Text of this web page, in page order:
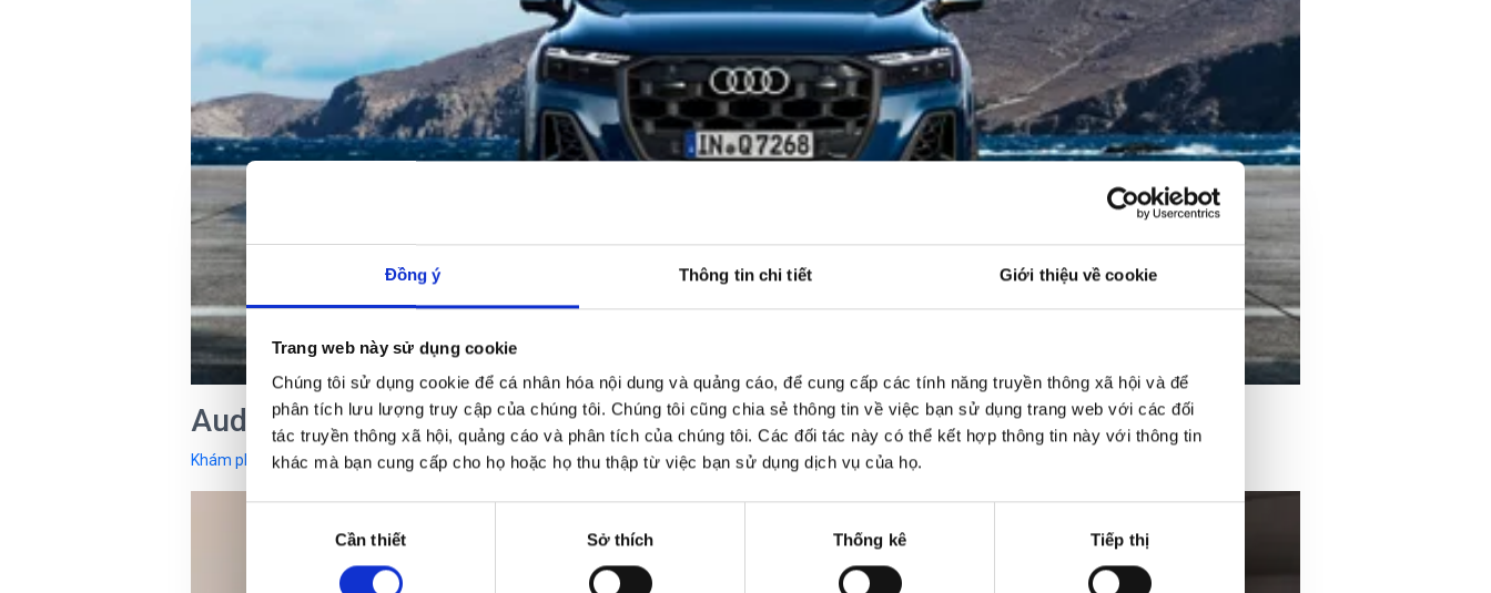
Đồng ý Thông tin chi tiết Giới thiệu về cookie
Trang web này sử dụng cookie
Chúng tôi sử dụng cookie để cá nhân hóa nội dung và quảng cáo, để cung cấp các tính năng truyền thông xã hội và để
phân tích lưu lượng truy cập của chúng tôi. Chúng tôi cũng chia sẻ thông tin về việc bạn sử dụng trang web với các đối
tác truyền thông xã hội, quảng cáo và phân tích của chúng tôi. Các đối tác này có thể kết hợp thông tin này với thông tin
khác mà bạn cung cấp cho họ hoặc họ thu thập từ việc bạn sử dụng dịch vụ của họ.
Cần thiết Sở thích Thống kê Tiếp thị
Audi Q7
Khám phá ngay